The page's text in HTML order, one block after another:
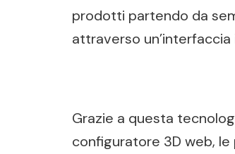
prodotti partendo da
attraverso un’interfaccia
Grazie a questa
configuratore 3D web,